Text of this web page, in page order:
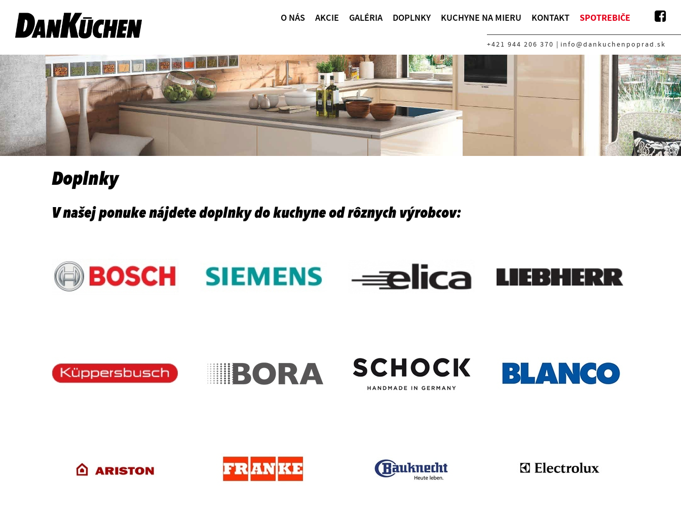
O NÁS AKCIE GALÉRIA DOPLNKY KUCHYNE NA MIERU KONTAKT SPOTREBIČE
+421 944 206 370 | info@dankuchenpoprad.sk
Doplnky
V našej ponuke nájdete doplnky do kuchyne od rôznych výrobcov: